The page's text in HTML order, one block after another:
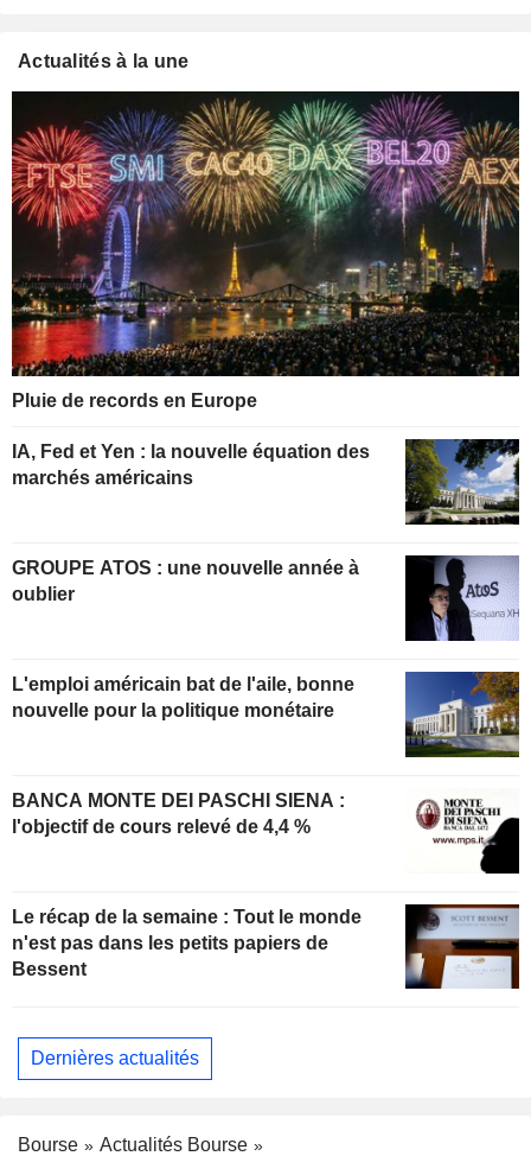
Actualités à la une
Pluie de records en Europe
IA, Fed et Yen : la nouvelle équation des
marchés américains
GROUPE ATOS : une nouvelle année à
oublier
L'emploi américain bat de l'aile, bonne
nouvelle pour la politique monétaire
BANCA MONTE DEI PASCHI SIENA :
l'objectif de cours relevé de 4,4 %
Le récap de la semaine : Tout le monde
n'est pas dans les petits papiers de
Bessent
Dernières actualités
Bourse
Actualités Bourse